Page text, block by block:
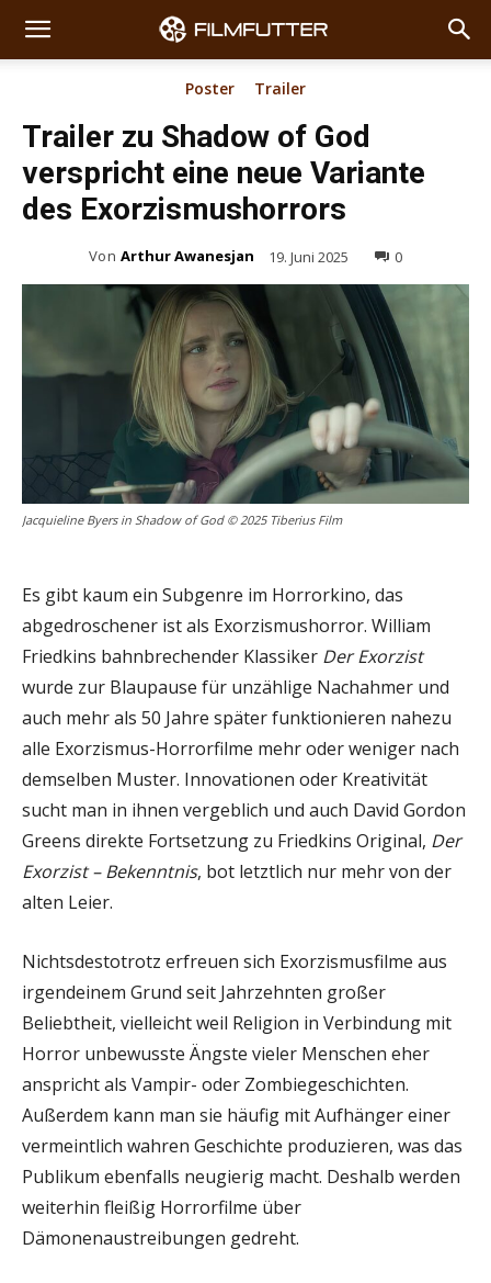
Poster Trailer
Trailer zu Shadow of God
verspricht eine neue Variante
des Exorzismushorrors
Von Arthur Awanesjan 19. Juni 2025 0
Jacquieline Byers in Shadow of God © 2025 Tiberius Film
Es gibt kaum ein Subgenre im Horrorkino, das
abgedroschener ist als Exorzismushorror. William
Friedkins bahnbrechender Klassiker Der Exorzist
wurde zur Blaupause für unzählige Nachahmer und
auch mehr als 50 Jahre später funktionieren nahezu
alle Exorzismus-Horrorfilme mehr oder weniger nach
demselben Muster. Innovationen oder Kreativität
sucht man in ihnen vergeblich und auch David Gordon
Greens direkte Fortsetzung zu Friedkins Original, Der
Exorzist – Bekenntnis, bot letztlich nur mehr von der
alten Leier.
Nichtsdestotrotz erfreuen sich Exorzismusfilme aus
irgendeinem Grund seit Jahrzehnten großer
Beliebtheit, vielleicht weil Religion in Verbindung mit
Horror unbewusste Ängste vieler Menschen eher
anspricht als Vampir- oder Zombiegeschichten.
Außerdem kann man sie häufig mit Aufhänger einer
vermeintlich wahren Geschichte produzieren, was das
Publikum ebenfalls neugierig macht. Deshalb werden
weiterhin fleißig Horrorfilme über
Dämonenaustreibungen gedreht.